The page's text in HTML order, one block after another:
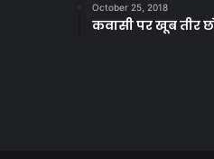
October 25, 2018
कवासी पर खूब तीर